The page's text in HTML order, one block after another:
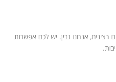
אנחנו נבין. יש לכם אפשרות